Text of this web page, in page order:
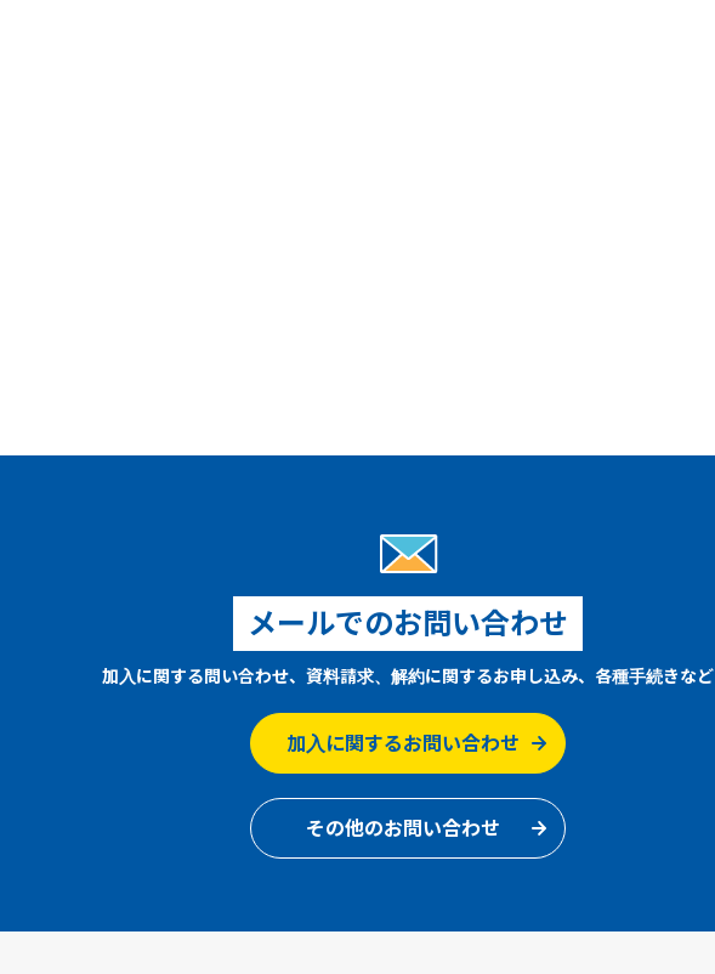
メールでのお問い合わせ
加入に関する問い合わせ、資料請求、解約に関するお申し込み、各種手続きなど
加入に関するお問い合わせ
その他のお問い合わせ